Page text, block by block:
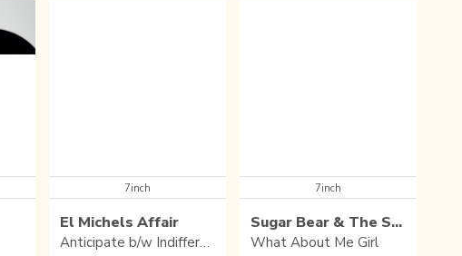
7inch
El Michels Affair
Anticipate b/w Indifference
7inch
Sugar Bear & The Sensations
What About Me Girl